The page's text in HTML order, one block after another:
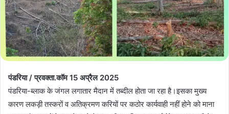
पंडरिया / प्रवक्ता.कॉम 15 अप्रैल 2025
पंडरिया-ब्लाक के जंगल लगातार मैदान में तब्दील होता जा रहा है।इसका मुख्य
कारण लकड़ी तस्करों व अतिक्रमण करियों पर कठोर कार्यवाही नहीं होने को माना